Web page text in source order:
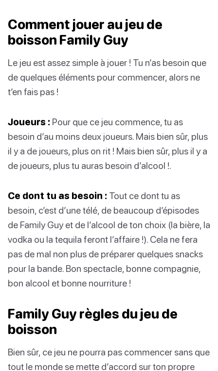
Comment jouer au jeu de
boisson Family Guy
Le jeu est assez simple à jouer ! Tu n’as besoin que
de quelques éléments pour commencer, alors ne
t’en fais pas !
Joueurs : Pour que ce jeu commence, tu as
besoin d’au moins deux joueurs. Mais bien sûr, plus
il y a de joueurs, plus on rit ! Mais bien sûr, plus il y a
de joueurs, plus tu auras besoin d’alcool !.
Ce dont tu as besoin : Tout ce dont tu as
besoin, c’est d’une télé, de beaucoup d’épisodes
de Family Guy et de l’alcool de ton choix (la bière, la
vodka ou la tequila feront l’affaire !). Cela ne fera
pas de mal non plus de préparer quelques snacks
pour la bande. Bon spectacle, bonne compagnie,
bon alcool et bonne nourriture !
Family Guy règles du jeu de
boisson
Bien sûr, ce jeu ne pourra pas commencer sans que
tout le monde se mette d’accord sur ton propre